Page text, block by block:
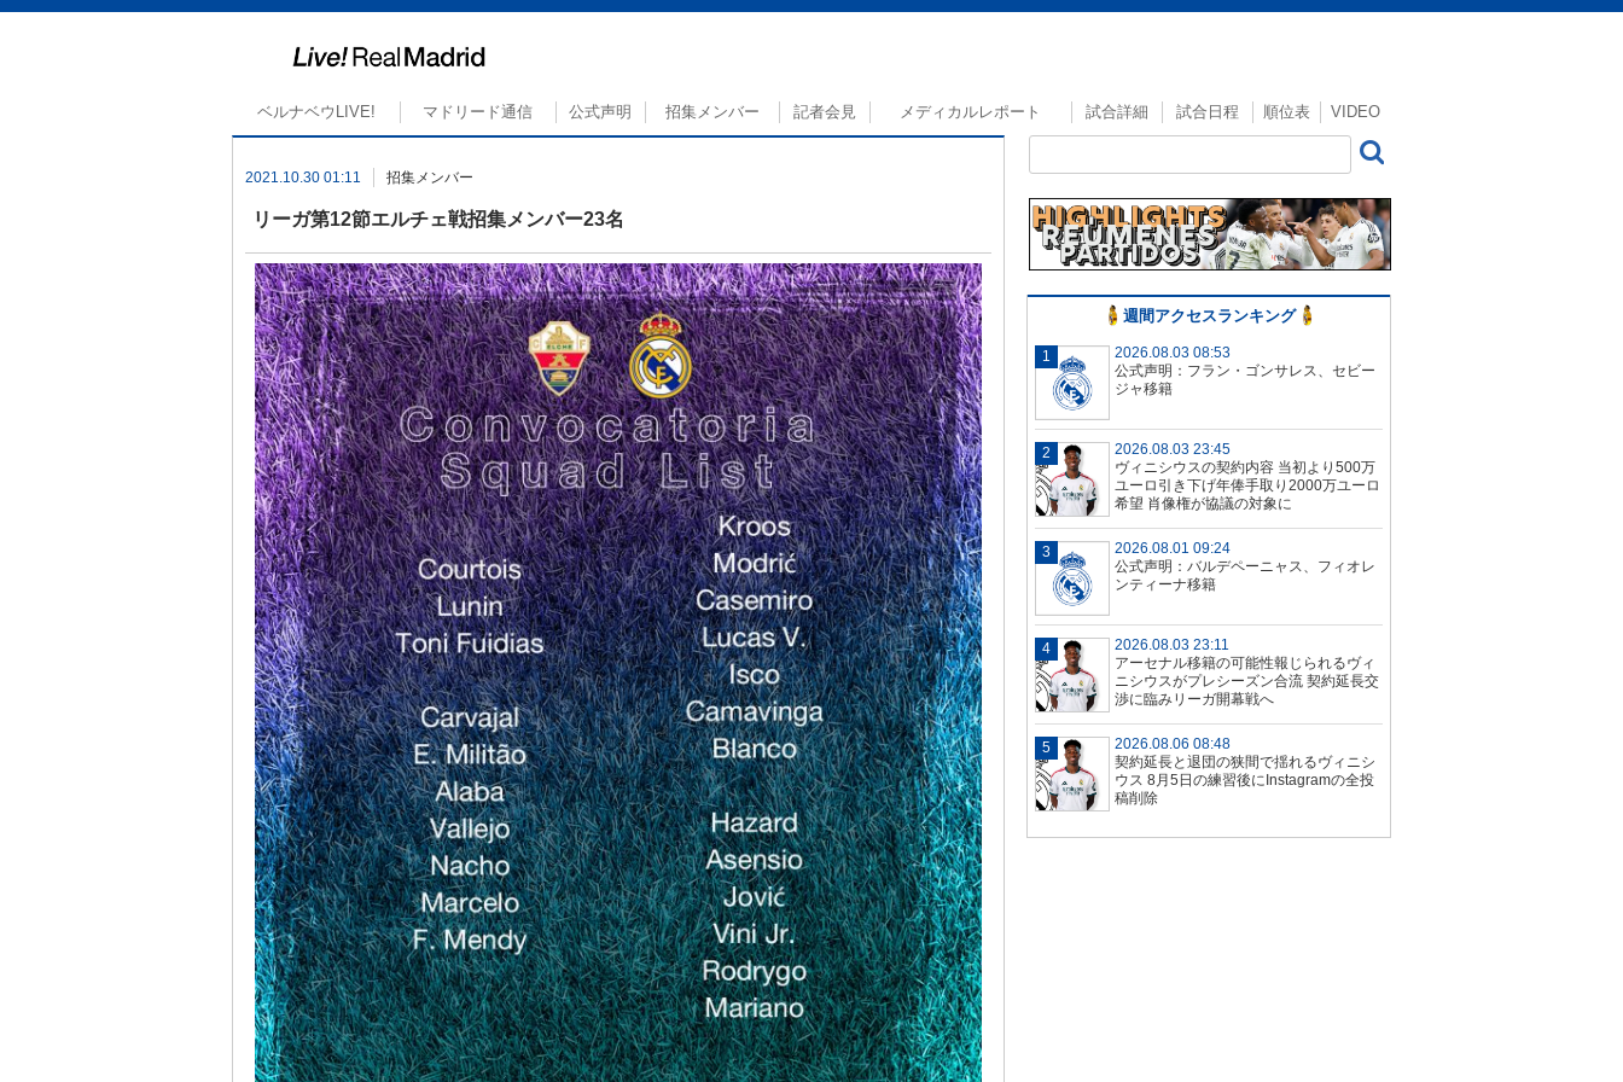
ベルナベウLIVE! マドリード通信 公式声明 招集メンバー 記者会見 メディカルレポート 試合詳細 試合日程 順位表 VIDEO
2021.10.30 01:11 招集メンバー
リーガ第12節エルチェ戦招集メンバー23名
週間アクセスランキング
2026.08.03 08:53
公式声明：フラン・ゴンサレス、セビー
ジャ移籍
2026.08.03 23:45
ヴィニシウスの契約内容 当初より500万
ユーロ引き下げ年俸手取り2000万ユーロ
希望 肖像権が協議の対象に
2026.08.01 09:24
公式声明：バルデペーニャス、フィオレ
ンティーナ移籍
2026.08.03 23:11
アーセナル移籍の可能性報じられるヴィ
ニシウスがプレシーズン合流 契約延長交
渉に臨みリーガ開幕戦へ
2026.08.06 08:48
契約延長と退団の狭間で揺れるヴィニシ
ウス 8月5日の練習後にInstagramの全投
稿削除